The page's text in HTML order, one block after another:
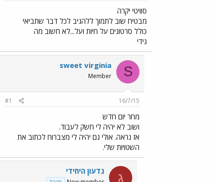
סוויטי יקרה
מבטיח שוב לתמוך ללהגיב לכל דבר שתביאי
כולל סרטונים על חיות ועל...לא חשוב מה
גידי
S
sweet virginia
Member
16/7/15
#1
מחר יום חדש
ושוב לא יהיה לי חשק לעבוד.
אז נראה. אולי גם יהיה לי מצברוח לכתוב את
השטויות שלי.
ג גדעון היחידי